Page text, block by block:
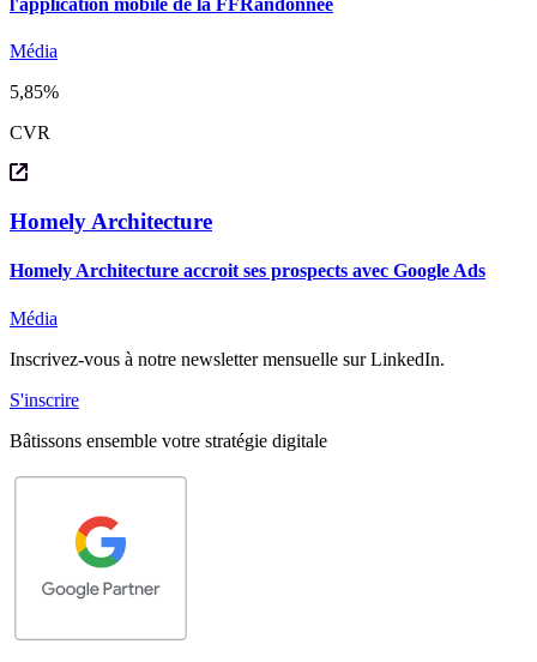
l'application mobile de la FFRandonnée
Média
5,85%
CVR
Homely Architecture
Homely Architecture accroit ses prospects avec Google Ads
Média
Inscrivez-vous à notre newslettermensuelle sur LinkedIn.
S'inscrire
Bâtissons ensemble votre stratégie digitale